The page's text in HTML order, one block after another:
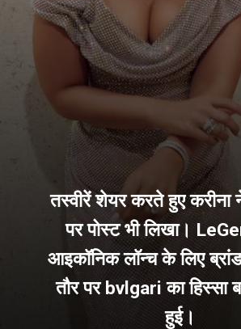
तस्वीरें शेयर करते हुए करीना
पर पोस्ट भी लिखा।
आइकॉनिक लॉन्च के लिए
तौर पर bvlgari का हिस्सा
हुई।